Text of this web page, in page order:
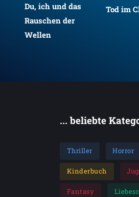
Du, ich und das
Rauschen der
Wellen
Tod im
... beliebte
Thriller Horror
Kinderbuch
Fantasy